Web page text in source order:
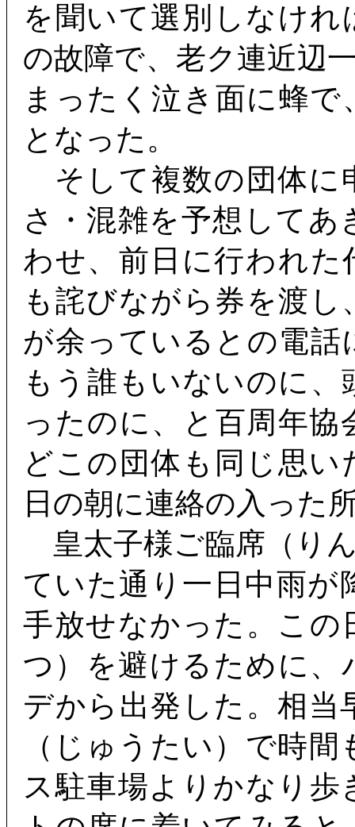
を聞いて選別しなけ
の故障で、老ク連近辺
まったく泣き面に蜂
となった。
そして複数の団体に
さ・混雑を予想して
わせ、前日に行われた
も詫びながら券を渡
が余っているとの電
もう誰もいないのに
ったのに、と百周年
どこの団体も同じ思
日の朝に連絡の入った
皇太子様ご臨席（り
ていた通り一日中雨が
手放せなかった。この
つ）を避けるために、
デから出発した。相
（じゅうたい）で時
ス駐車場よりかなり